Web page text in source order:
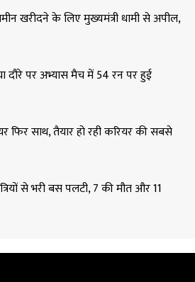
खरीदने के लिए मुख्यमंत्री धामी से अपील,
दौरे पर अभ्यास मैच में 54 रन पर हुई
फिर साथ, तैयार हो रही करियर की सबसे
से भरी बस पलटी, 7 की मौत और 11